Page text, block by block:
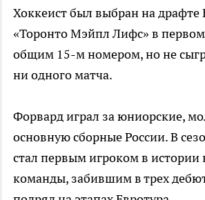
Хоккеист был выбран на драфте
«Торонто Мэйпл Лифс» в
общим 15-м номером, но не
ни одного матча.
Форвард играл за юниорские,
основную сборные России. В
стал первым игроком в
команды, забившим в трех